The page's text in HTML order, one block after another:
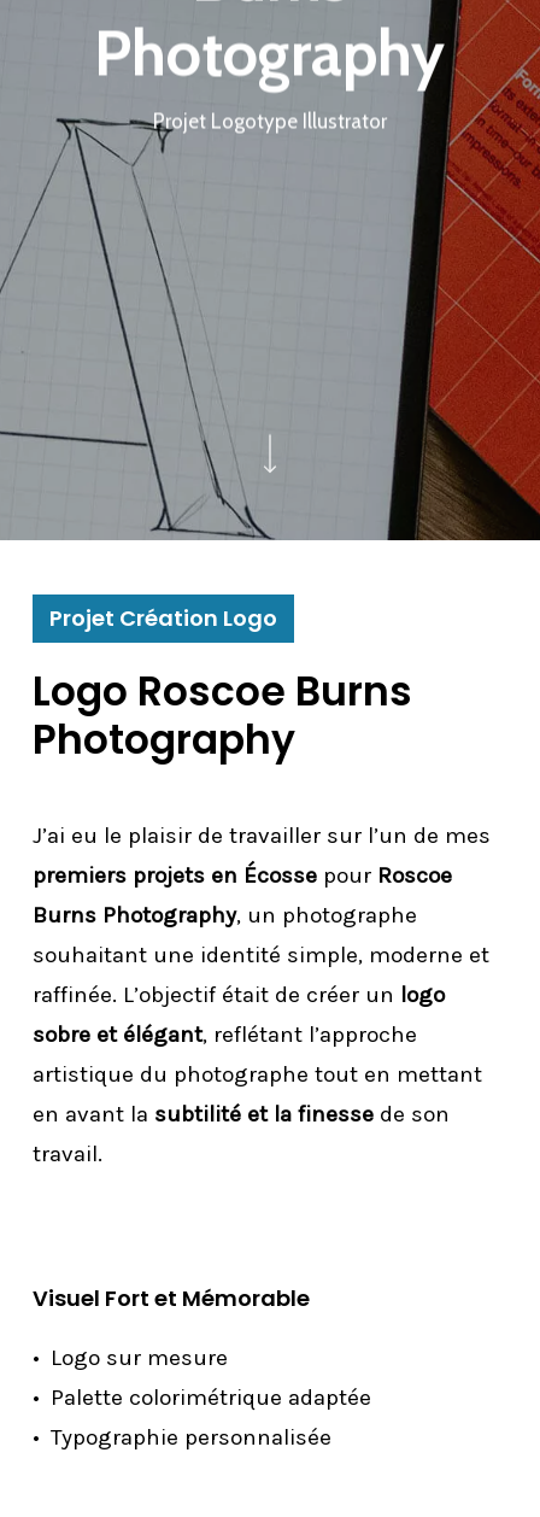
Photography
Projet Logotype Illustrator
Projet Création Logo
Logo Roscoe Burns
Photography
J’ai eu le plaisir de travailler sur l’un de mes
premiers projets en Écossepour Roscoe
Burns Photography, un photographe
souhaitant une identité simple, moderne et
raffinée. L’objectif était de créer un logo
sobre et élégant, reflétant l’approche
artistique du photographe tout en mettant
en avant la subtilité et la finessede son
travail.
Visuel Fort et Mémorable
Logo sur mesure
Palette colorimétrique adaptée
Typographie personnalisée